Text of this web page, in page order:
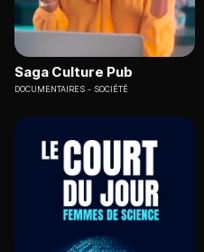
Saga Culture Pub
DOCUMENTAIRES SOCIÉTÉ